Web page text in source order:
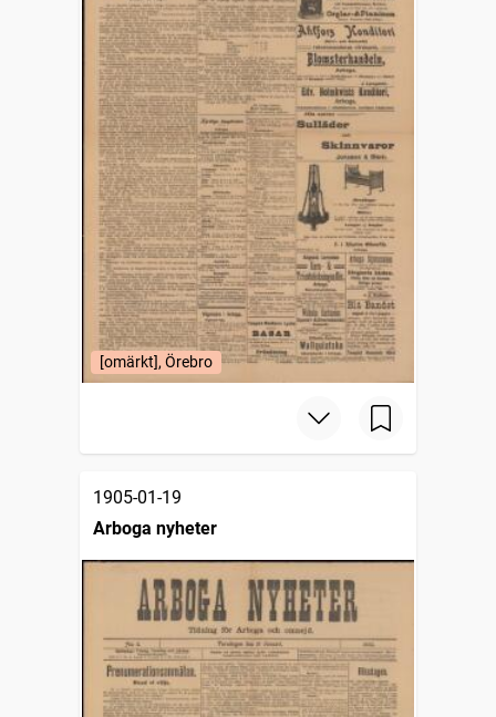
[omärkt], Örebro
1905-01-19
Arboga nyheter